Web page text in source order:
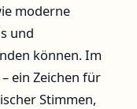
moderne
und
können. Im
ein Zeichen für
Stimmen,